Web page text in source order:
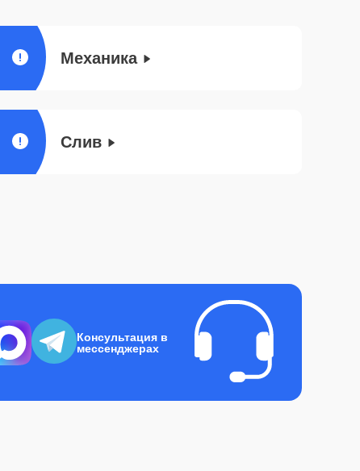
Механика
Слив
Консультация в
мессенджерах